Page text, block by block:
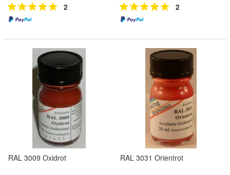
2 2
RAL 3009 Oxidrot RAL 3031 Orientrot